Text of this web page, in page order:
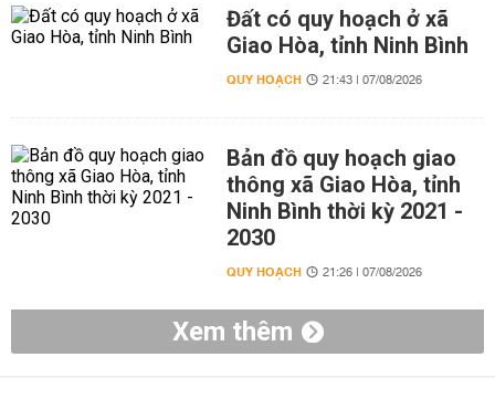
Đất có quy hoạch ở xã
Giao Hòa, tỉnh Ninh Bình
QUY HOẠCH 21:43 | 07/08/2026
Bản đồ quy hoạch giao
thông xã Giao Hòa, tỉnh
Ninh Bình thời kỳ 2021 -
2030
QUY HOẠCH 21:26 | 07/08/2026
Xem thêm